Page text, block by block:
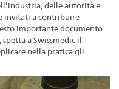
delle autorità e
invitati a contribuire
importante documento
a Swissmedic il
nella pratica gli